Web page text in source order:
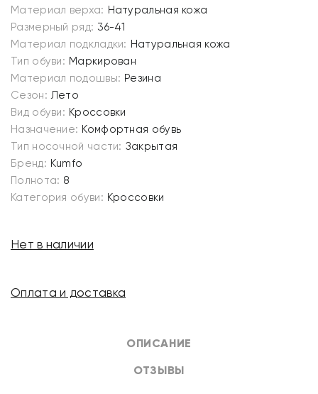
ОПИСАНИЕ
ОТЗЫВЫ
Материал верха: Натуральная кожа
Размерный ряд: 36-41
Материал подкладки: Натуральная кожа
Тип обуви: Маркирован
Материал подошвы: Резина
Сезон: Лето
Вид обуви: Кроссовки
Назначение: Комфортная обувь
Тип носочной части: Закрытая
Бренд: Kumfo
Полнота: 8
Категория обуви: Кроссовки
Нет в наличии
Оплата и доставка